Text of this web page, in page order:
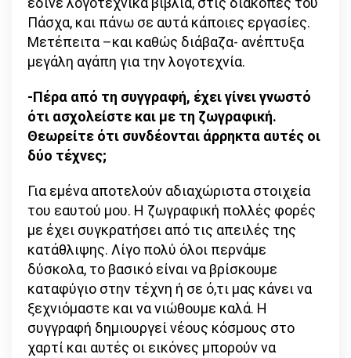
Πάσχα, και πάνω σε αυτά κάποιες εργασίες.
Μετέπειτα –και καθώς διάβαζα- ανέπτυξα
μεγάλη αγάπη για την λογοτεχνία.
-Πέρα από τη συγγραφή, έχει γίνει γνωστό
ότι ασχολείστε και με τη ζωγραφική.
Θεωρείτε ότι συνδέονται άρρηκτα αυτές οι
δύο τέχνες;
Για εμένα αποτελούν αδιαχώριστα στοιχεία
του εαυτού μου. Η ζωγραφική πολλές φορές
με έχει συγκρατήσει από τις απειλές της
κατάθλιψης. Λίγο πολύ όλοι περνάμε
δύσκολα, το βασικό είναι να βρίσκουμε
καταφύγιο στην τέχνη ή σε ό,τι μας κάνει να
ξεχνιόμαστε και να νιώθουμε καλά. Η
συγγραφή δημιουργεί νέους κόσμους στο
χαρτί και αυτές οι εικόνες μπορούν να